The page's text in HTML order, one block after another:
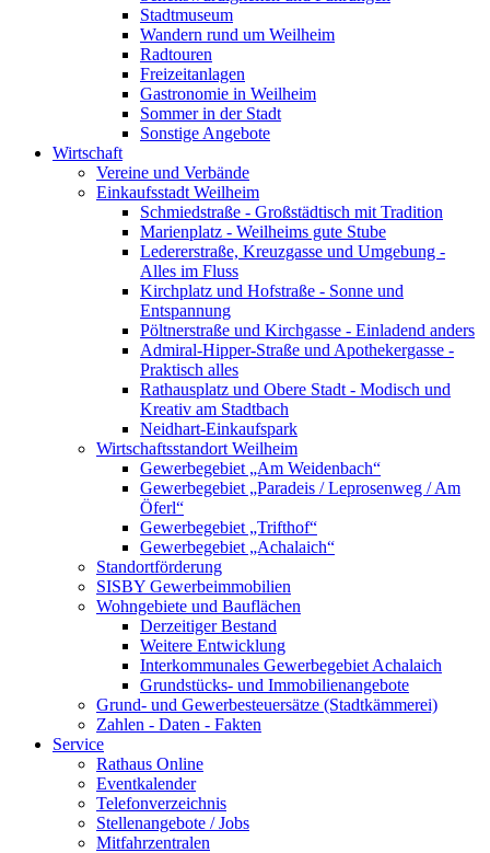
Stadtmuseum
Wandern rund um Weilheim
Radtouren
Freizeitanlagen
Gastronomie in Weilheim
Sommer in der Stadt
Sonstige Angebote
Wirtschaft
Vereine und Verbände
Einkaufsstadt Weilheim
Schmiedstraße - Großstädtisch mit Tradition
Marienplatz - Weilheims gute Stube
Ledererstraße, Kreuzgasse und Umgebung -
Alles im Fluss
Kirchplatz und Hofstraße - Sonne und
Entspannung
Pöltnerstraße und Kirchgasse - Einladend anders
Admiral-Hipper-Straße und Apothekergasse -
Praktisch alles
Rathausplatz und Obere Stadt - Modisch und
Kreativ am Stadtbach
Neidhart-Einkaufspark
Wirtschaftsstandort Weilheim
Gewerbegebiet „Am Weidenbach“
Gewerbegebiet „Paradeis / Leprosenweg / Am
Öferl“
Gewerbegebiet „Trifthof“
Gewerbegebiet „Achalaich“
Standortförderung
SISBY Gewerbeimmobilien
Wohngebiete und Bauflächen
Derzeitiger Bestand
Weitere Entwicklung
Interkommunales Gewerbegebiet Achalaich
Grundstücks- und Immobilienangebote
Grund- und Gewerbesteuersätze (Stadtkämmerei)
Zahlen - Daten - Fakten
Service
Rathaus Online
Eventkalender
Telefonverzeichnis
Stellenangebote / Jobs
Mitfahrzentralen